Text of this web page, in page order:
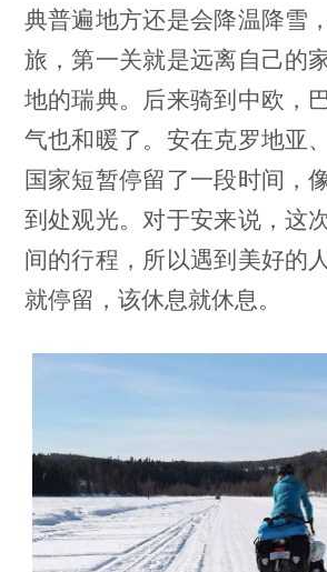
典普遍地方还是会降温降雪
旅，第一关就是远离自己的
地的瑞典。后来骑到中欧，
气也和暖了。安在克罗地亚
国家短暂停留了一段时间，
到处观光。对于安来说，这
间的行程，所以遇到美好的
就停留，该休息就休息。